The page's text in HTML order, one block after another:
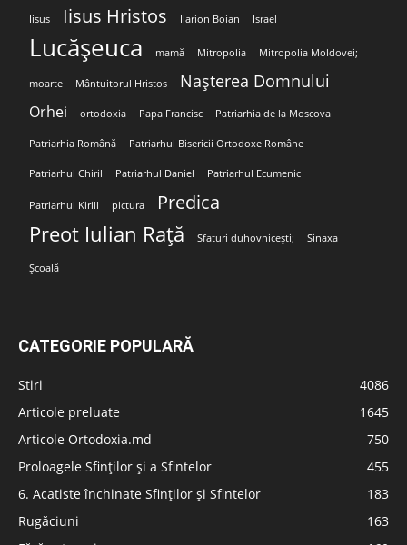
Iisus Iisus Hristos Ilarion Boian Israel
Lucășeuca mamă Mitropolia Mitropolia Moldovei;
moarte Mântuitorul Hristos Nașterea Domnului
Orhei ortodoxia Papa Francisc Patriarhia de la Moscova
Patriarhia Română Patriarhul Bisericii Ortodoxe Române
Patriarhul Chiril Patriarhul Daniel Patriarhul Ecumenic
Patriarhul Kirill pictura Predica
Preot Iulian Rață Sfaturi duhovnicești; Sinaxa
Școală
CATEGORIE POPULARĂ
Stiri
4086
Articole preluate
1645
Articole Ortodoxia.md
750
Proloagele Sfinților și a Sfintelor
455
6. Acatiste închinate Sfinților și Sfintelor
183
Rugăciuni
163